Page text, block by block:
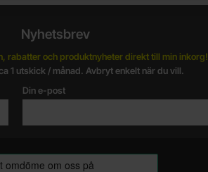
Nyhetsbrev
rabatter och produktnyheter direkt till min inkorg!
1 utskick / månad. Avbryt enkelt när du vill.
Din e-post